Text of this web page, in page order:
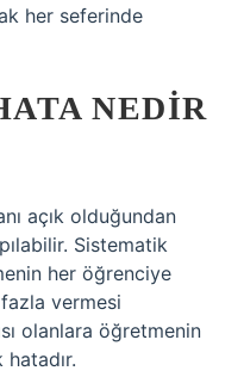
her seferinde
NEDIR
açık olduğundan
Sistematik
her öğrenciye
fazla vermesi
olanlara öğretmenin